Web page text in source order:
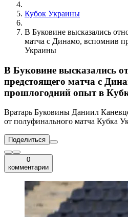
Кубок Украины
В Буковине высказались
матча с Динамо, вспомнив
Украины
В Буковине высказались
предстоящего матча с
прошлогодний опыт в
Вратарь Буковины Даниил
от полуфинального матча Кубка
Поделиться
0
комментарии